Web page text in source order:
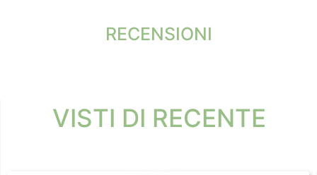
RECENSIONI
VISTI DI RECENTE